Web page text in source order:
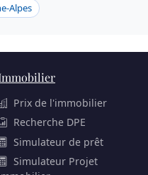
Alpes
Prix de l'immobilier
Recherche DPE
Simulateur de prêt
Simulateur Projet